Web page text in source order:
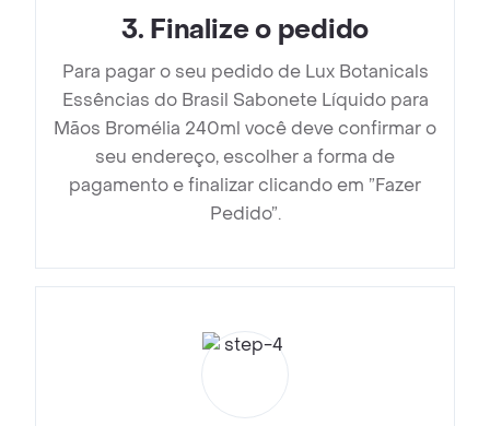
3. Finalize o pedido
Para pagar o seu pedido de Lux Botanicals
Essências do Brasil Sabonete Líquido para
Mãos Bromélia 240ml você deve confirmar o
seu endereço, escolher a forma de
pagamento e finalizar clicando em ”Fazer
Pedido”.